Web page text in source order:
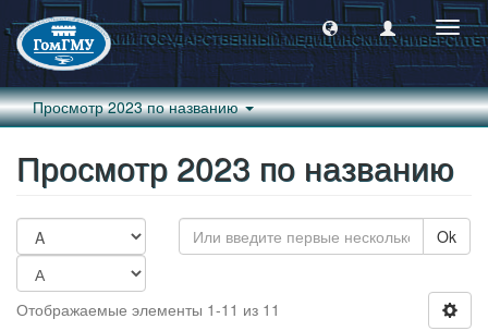
Просмотр 2023 по названию
Просмотр 2023 по названию
Ok
Отображаемые элементы 1-11 из 11